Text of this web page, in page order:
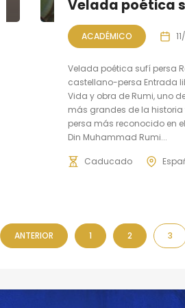
ACADÉMICO
Velada poética sufí persa
castellano-persa Entrada
Vida y obra de Rumi, uno
más grandes de la historia
persa más reconocido en
Din Muhammad Rumi...
Caducado
ANTERIOR 1 2 3